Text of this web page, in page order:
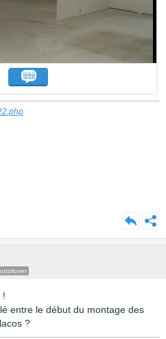
!
entre le début du montage des
?